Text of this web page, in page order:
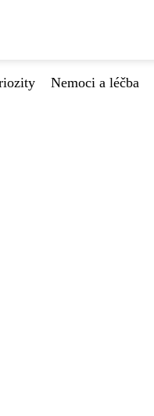
Nemoci a léčba